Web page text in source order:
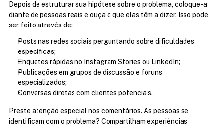
Depois de estruturar sua hipótese sobre o problema, coloque-a
diante de pessoas reais e ouça o que elas têm a dizer. Isso pode
ser feito através de:
Posts nas redes sociais perguntando sobre dificuldades
específicas;
Enquetes rápidas no Instagram Stories ou LinkedIn;
Publicações em grupos de discussão e fóruns
especializados;
Conversas diretas com clientes potenciais.
Preste atenção especial nos comentários. As pessoas se
identificam com o problema? Compartilham experiências